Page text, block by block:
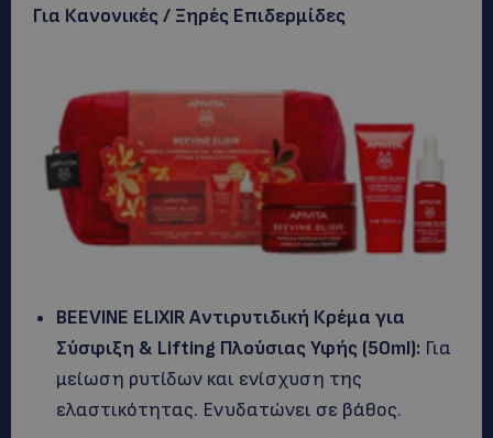
Για Κανονικές / Ξηρές Επιδερμίδες
BEEVINE ELIXIR Αντιρυτιδική Κρέμα για
Σύσφιξη & Lifting Πλούσιας Υφής (50ml): Για
μείωση ρυτίδων και ενίσχυση της
ελαστικότητας. Ενυδατώνει σε βάθος.